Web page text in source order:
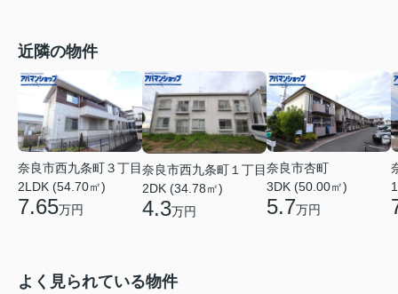
近隣の物件
奈良市西九条町３丁目
2LDK (54.70㎡)
7.65万円
奈良市西九条町１丁目
2DK (34.78㎡)
4.3万円
奈良市杏町
3DK (50.00㎡)
5.7万円
よく見られている物件